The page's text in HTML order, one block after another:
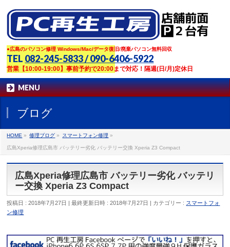
●広島のパソコン修理 Windows/Mac/データ復旧/廃棄パソコン無料回収
TEL 082-245-5833 / 090-6406-5922
営業【10:00-19:00】事前予約で20:00まで対応！隔週(日/月)定休日
MENU
ブログ
HOME » 修理ブログ » スマートフォン修理 »
広島Xperia修理広島市 バッテリー劣化 バッテリー交換 Xperia Z3 Compact
広島Xperia修理広島市 バッテリー劣化 バッテリ
ー交換 Xperia Z3 Compact
投稿日 : 2018年7月27日 最終更新日時 : 2018年7月27日 カテゴリー : スマートフォ
ン修理